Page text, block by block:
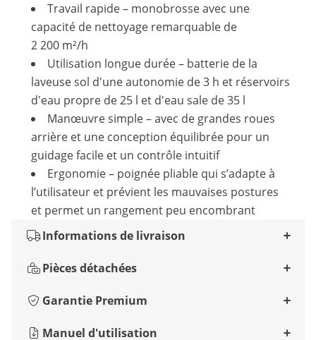
Travail rapide – monobrosse avec une
capacité de nettoyage remarquable de
2 200 m²/h
Utilisation longue durée – batterie de la
laveuse sol d'une autonomie de 3 h et réservoirs
d'eau propre de 25 l et d'eau sale de 35 l
Manœuvre simple – avec de grandes roues
arrière et une conception équilibrée pour un
guidage facile et un contrôle intuitif
Ergonomie – poignée pliable qui s’adapte à
l’utilisateur et prévient les mauvaises postures
et permet un rangement peu encombrant
Informations de livraison
Pièces détachées
Garantie Premium
Manuel d'utilisation